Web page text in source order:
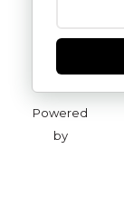
Powered
by